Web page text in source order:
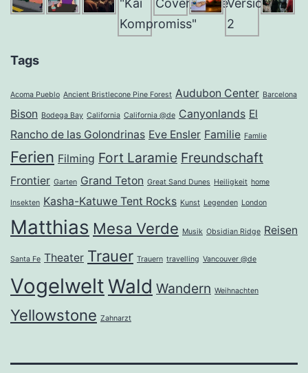
Tags
Acoma Pueblo Ancient Bristlecone Pine Forest Audubon Center Barcelona
Bison Bodega Bay California California @de Canyonlands El
Rancho de las Golondrinas Eve Ensler Familie Famlie
Ferien Filming Fort Laramie Freundschaft
Frontier Garten Grand Teton Great Sand Dunes Heiligkeit home
Insekten Kasha-Katuwe Tent Rocks Kunst Legenden London
Matthias Mesa Verde Musik Obsidian Ridge Reisen
Santa Fe Theater Trauer Trauern travelling Vancouver @de
VogelweltWald Wandern Weihnachten
Yellowstone Zahnarzt